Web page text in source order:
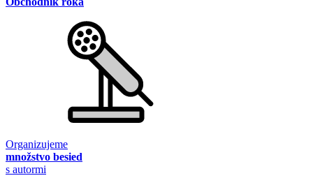
Organizujeme
množstvo besied
s autormi